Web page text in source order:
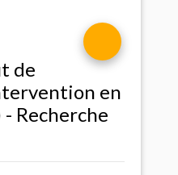
de
en
Recherche